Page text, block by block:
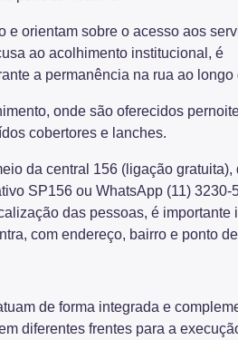
orientam sobre o acesso aos
ao acolhimento institucional, é
a permanência na rua ao longo
onde são oferecidos
cobertores e lanches.
da central 156 (ligação gratuita),
SP156 ou WhatsApp (11) 3230-
das pessoas, é importante
com endereço, bairro e ponto
de forma integrada e
diferentes frentes para a